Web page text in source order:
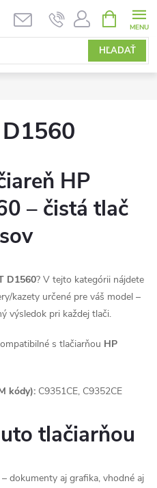
HĽADAŤ
KOŠÍK
D1560
HP
– čistá tlač
D1560? V tejto kategórii nájdete
kazety určené pre váš model –
výsledok pri každej tlači.
s tlačiarňou HP
kódy): C9351CE, C9352CE
tlačiarňou
– dokumenty aj grafika, vhodné aj